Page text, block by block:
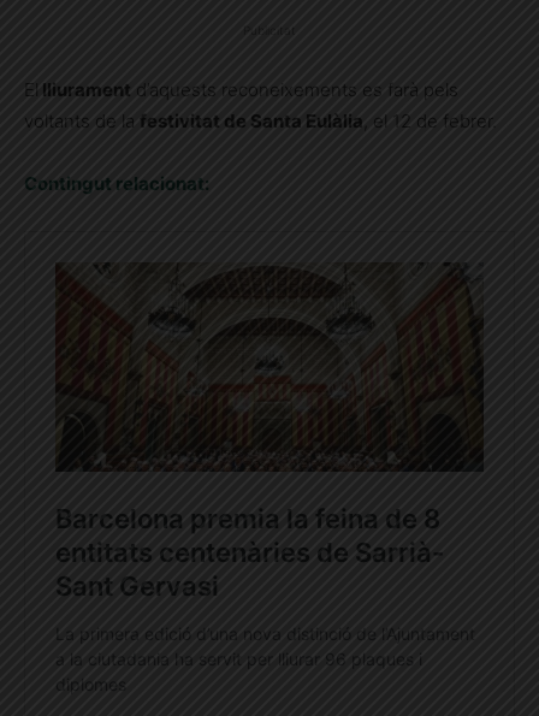
Publicitat
El lliurament d’aquests reconeixements es farà pels
voltants de la festivitat de Santa Eulàlia, el 12 de febrer.
Contingut relacionat: